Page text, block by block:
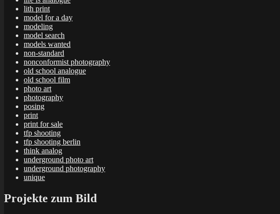
lith print
model for a day
modeling
model search
models wanted
non-standard
nonconformist photography
old school analogue
old school film
photo art
photography
posing
print
print for sale
tfp shooting
tfp shooting berlin
think analog
underground photo art
underground photography
unique
Projekte zum Bild